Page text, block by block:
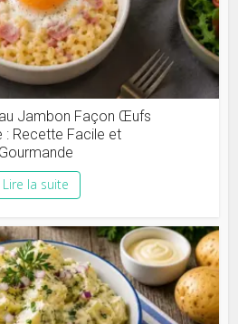
Jambon Façon Œufs
: Recette Facile et
Gourmande
Lire la suite